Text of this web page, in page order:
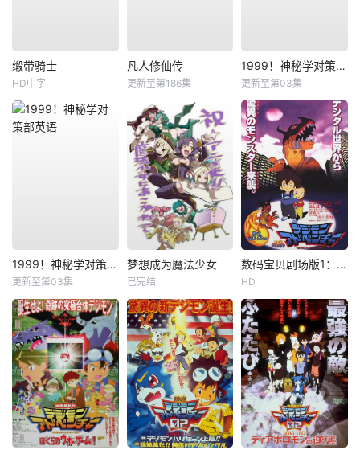
缎带骑士
HD中字
凡人修仙传
更新至第186集
1999！神秘学对策部国语
更新至第03集
1999！神秘学对策部英语
更新至第03集
梦想成为魔法少女
已完结
数码宝贝剧场版1：滚球兽诞生之谜
HD